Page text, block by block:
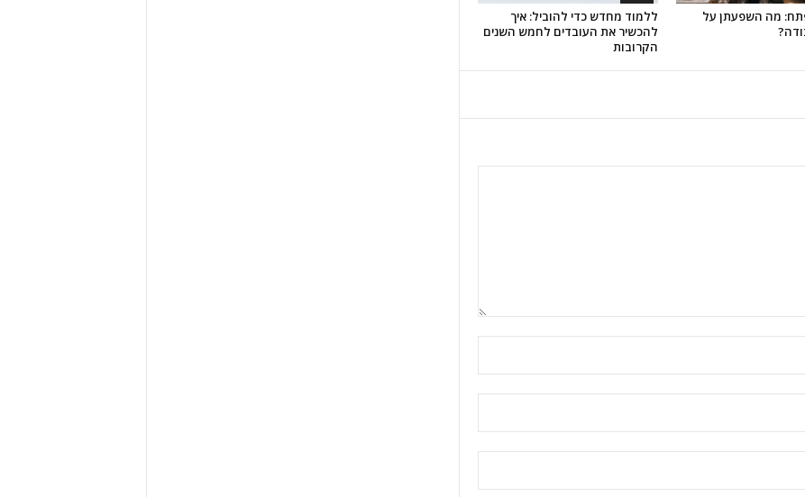
ללמוד מחדש כדי להוביל: איך
להכשיר את העובדים לחמש השנים
הקרובות
מה השפעתן על